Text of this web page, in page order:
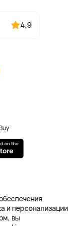
4,9
данных
и персонализации
вы